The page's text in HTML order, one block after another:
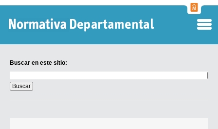
Buscar en este sitio:
en
este
sitio: